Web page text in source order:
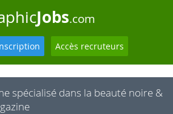
Jobs.com
Accès recruteurs
spécialisé dans la beauté noire &